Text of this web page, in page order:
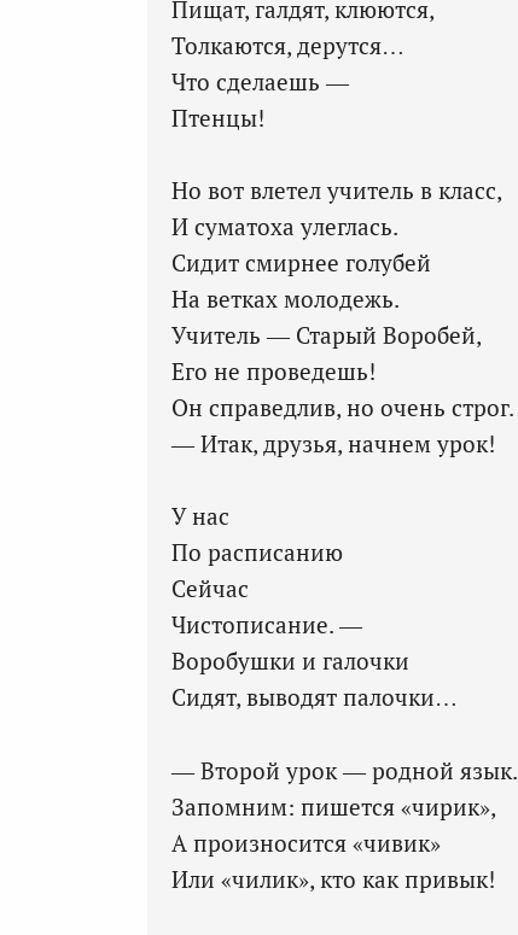
Пищат, галдят, клюются,
Толкаются, дерутся…
Что сделаешь —
Птенцы!
Но вот влетел учитель в класс,
И суматоха улеглась.
Сидит смирнее голубей
На ветках молодежь.
Учитель — Старый Воробей,
Его не проведешь!
Он справедлив, но очень строг.
— Итак, друзья, начнем урок!
У нас
По расписанию
Сейчас
Чистописание. —
Воробушки и галочки
Сидят, выводят палочки…
— Второй урок — родной язык.
Запомним: пишется «чирик»,
А произносится «чивик»
Или «чилик», кто как привык!